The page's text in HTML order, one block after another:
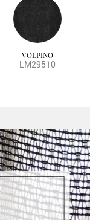
VOLPINO
LM29510